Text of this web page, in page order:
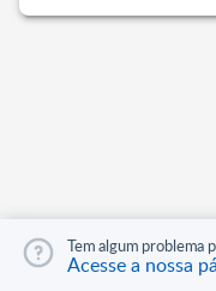
Tem algum problema
Acesse a nossa